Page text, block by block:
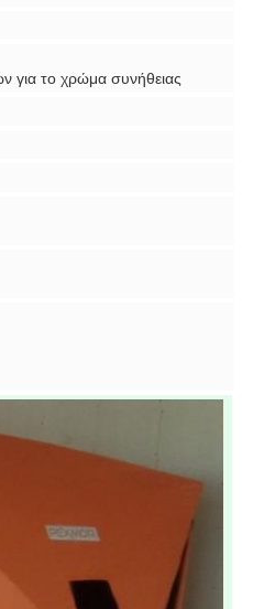
για το χρώμα συνήθειας